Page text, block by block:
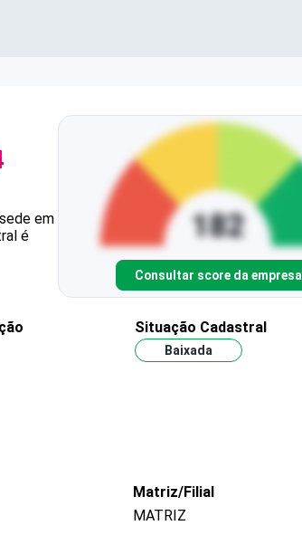
em
é
Consultar score da empresa
Situação Cadastral
Baixada
Matriz/Filial
MATRIZ